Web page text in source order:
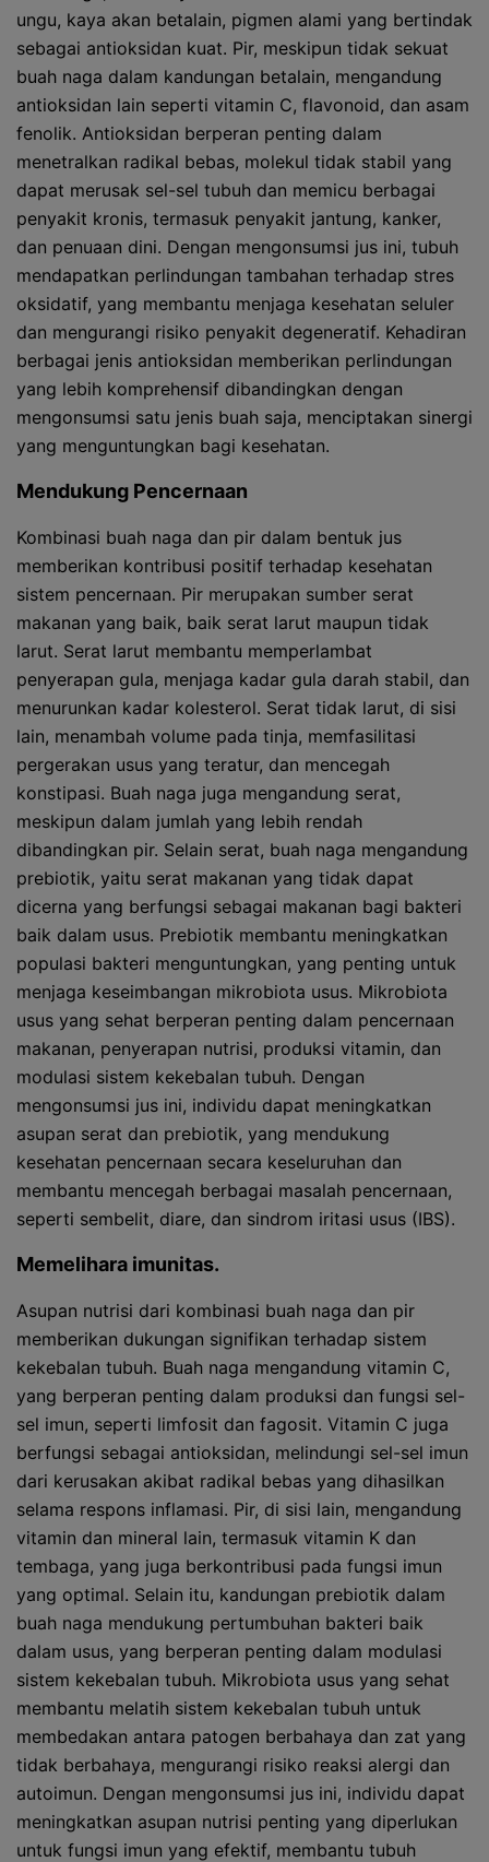
ungu, kaya akan betalain, pigmen alami yang bertindak
sebagai antioksidan kuat. Pir, meskipun tidak sekuat
buah naga dalam kandungan betalain, mengandung
antioksidan lain seperti vitamin C, flavonoid, dan asam
fenolik. Antioksidan berperan penting dalam
menetralkan radikal bebas, molekul tidak stabil yang
dapat merusak sel-sel tubuh dan memicu berbagai
penyakit kronis, termasuk penyakit jantung, kanker,
dan penuaan dini. Dengan mengonsumsi jus ini, tubuh
mendapatkan perlindungan tambahan terhadap stres
oksidatif, yang membantu menjaga kesehatan seluler
dan mengurangi risiko penyakit degeneratif. Kehadiran
berbagai jenis antioksidan memberikan perlindungan
yang lebih komprehensif dibandingkan dengan
mengonsumsi satu jenis buah saja, menciptakan sinergi
yang menguntungkan bagi kesehatan.
Mendukung Pencernaan
Kombinasi buah naga dan pir dalam bentuk jus
memberikan kontribusi positif terhadap kesehatan
sistem pencernaan. Pir merupakan sumber serat
makanan yang baik, baik serat larut maupun tidak
larut. Serat larut membantu memperlambat
penyerapan gula, menjaga kadar gula darah stabil, dan
menurunkan kadar kolesterol. Serat tidak larut, di sisi
lain, menambah volume pada tinja, memfasilitasi
pergerakan usus yang teratur, dan mencegah
konstipasi. Buah naga juga mengandung serat,
meskipun dalam jumlah yang lebih rendah
dibandingkan pir. Selain serat, buah naga mengandung
prebiotik, yaitu serat makanan yang tidak dapat
dicerna yang berfungsi sebagai makanan bagi bakteri
baik dalam usus. Prebiotik membantu meningkatkan
populasi bakteri menguntungkan, yang penting untuk
menjaga keseimbangan mikrobiota usus. Mikrobiota
usus yang sehat berperan penting dalam pencernaan
makanan, penyerapan nutrisi, produksi vitamin, dan
modulasi sistem kekebalan tubuh. Dengan
mengonsumsi jus ini, individu dapat meningkatkan
asupan serat dan prebiotik, yang mendukung
kesehatan pencernaan secara keseluruhan dan
membantu mencegah berbagai masalah pencernaan,
seperti sembelit, diare, dan sindrom iritasi usus (IBS).
Memelihara imunitas.
Asupan nutrisi dari kombinasi buah naga dan pir
memberikan dukungan signifikan terhadap sistem
kekebalan tubuh. Buah naga mengandung vitamin C,
yang berperan penting dalam produksi dan fungsi sel-
sel imun, seperti limfosit dan fagosit. Vitamin C juga
berfungsi sebagai antioksidan, melindungi sel-sel imun
dari kerusakan akibat radikal bebas yang dihasilkan
selama respons inflamasi. Pir, di sisi lain, mengandung
vitamin dan mineral lain, termasuk vitamin K dan
tembaga, yang juga berkontribusi pada fungsi imun
yang optimal. Selain itu, kandungan prebiotik dalam
buah naga mendukung pertumbuhan bakteri baik
dalam usus, yang berperan penting dalam modulasi
sistem kekebalan tubuh. Mikrobiota usus yang sehat
membantu melatih sistem kekebalan tubuh untuk
membedakan antara patogen berbahaya dan zat yang
tidak berbahaya, mengurangi risiko reaksi alergi dan
autoimun. Dengan mengonsumsi jus ini, individu dapat
meningkatkan asupan nutrisi penting yang diperlukan
untuk fungsi imun yang efektif, membantu tubuh